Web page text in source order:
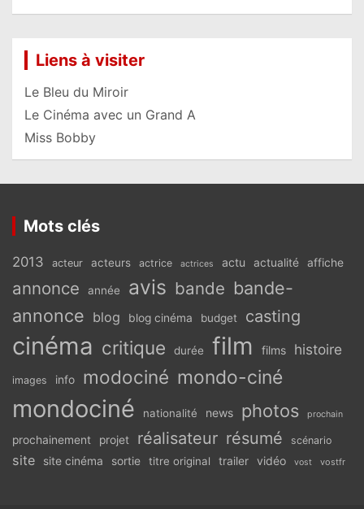
Liens à visiter
Le Bleu du Miroir
Le Cinéma avec un Grand A
Miss Bobby
Mots clés
2013 acteur acteurs actrice actrices actu actualité affiche
annonce année avis bande bande-
annonce blog blog cinéma budget casting
cinéma critique durée film films histoire
images info modociné mondo-ciné
mondociné nationalité news photos prochain
prochainement projet réalisateur résumé scénario
site site cinéma sortie titre original trailer vidéo vost vostfr